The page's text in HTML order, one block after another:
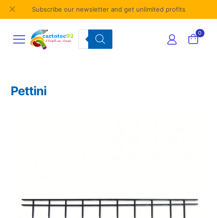
Subscribe our newsletter and get unlimited profits
✕
Products
search
0
Pettini